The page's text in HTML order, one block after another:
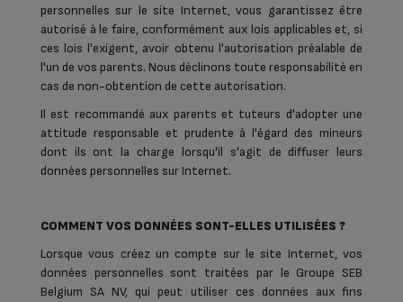
personnelles sur le site Internet, vous garantissez être
autorisé à le faire, conformément aux lois applicables et, si
ces lois l'exigent, avoir obtenu l'autorisation préalable de
l'un de vos parents. Nous déclinons toute responsabilité en
cas de non-obtention de cette autorisation.
Il est recommandé aux parents et tuteurs d'adopter une
attitude responsable et prudente à l'égard des mineurs
dont ils ont la charge lorsqu'il s'agit de diffuser leurs
données personnelles sur Internet.
COMMENT VOS DONNÉES SONT-ELLES UTILISÉES ?
Lorsque vous créez un compte sur le site Internet, vos
données personnelles sont traitées par le Groupe SEB
Belgium SA NV, qui peut utiliser ces données aux fins